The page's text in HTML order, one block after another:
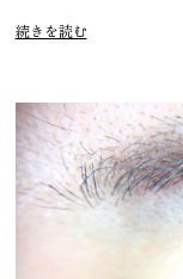
続きを読む